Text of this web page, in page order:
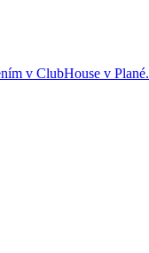
v ClubHouse v Plané.